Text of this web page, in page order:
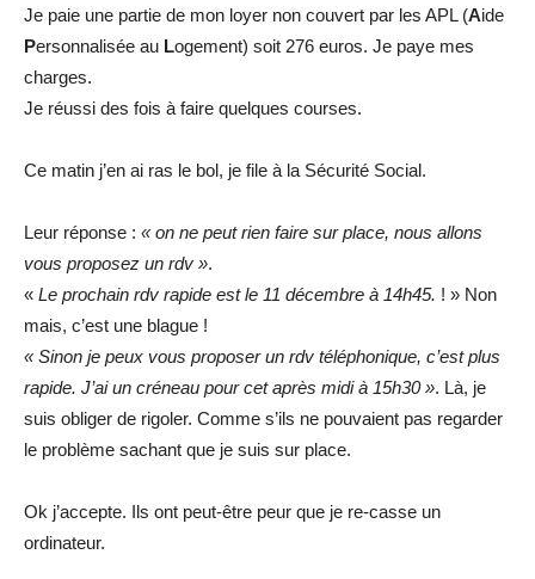
Je paie une partie de mon loyer non couvert par les APL (Aide
Personnalisée au Logement) soit 276 euros. Je paye mes
charges.
Je réussi des fois à faire quelques courses.
Ce matin j’en ai ras le bol, je file à la Sécurité Social.
Leur réponse : « on ne peut rien faire sur place, nous allons
vous proposez un rdv ».
« Le prochain rdv rapide est le 11 décembre à 14h45. ! » Non
mais, c’est une blague !
« Sinon je peux vous proposer un rdv téléphonique, c’est plus
rapide. J’ai un créneau pour cet après midi à 15h30 ». Là, je
suis obliger de rigoler. Comme s’ils ne pouvaient pas regarder
le problème sachant que je suis sur place.
Ok j’accepte. Ils ont peut-être peur que je re-casse un
ordinateur.